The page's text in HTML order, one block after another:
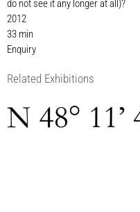
do not see it any longer at all)?
2012
33 min
Enquiry
Related Exhibitions